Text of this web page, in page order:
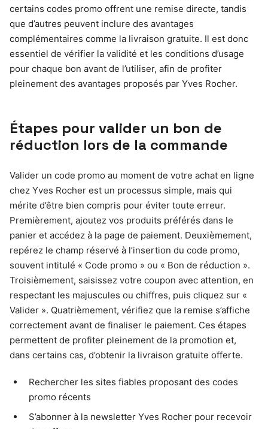
certains codes promo offrent une remise directe, tandis
que d’autres peuvent inclure des avantages
complémentaires comme la livraison gratuite. Il est donc
essentiel de vérifier la validité et les conditions d’usage
pour chaque bon avant de l’utiliser, afin de profiter
pleinement des avantages proposés par Yves Rocher.
Étapes pour valider un bon de
réduction lors de la commande
Valider un code promo au moment de votre achat en ligne
chez Yves Rocher est un processus simple, mais qui
mérite d’être bien compris pour éviter toute erreur.
Premièrement, ajoutez vos produits préférés dans le
panier et accédez à la page de paiement. Deuxièmement,
repérez le champ réservé à l’insertion du code promo,
souvent intitulé « Code promo » ou « Bon de réduction ».
Troisièmement, saisissez votre coupon avec attention, en
respectant les majuscules ou chiffres, puis cliquez sur «
Valider ». Quatrièmement, vérifiez que la remise s’affiche
correctement avant de finaliser le paiement. Ces étapes
permettent de profiter pleinement de la promotion et,
dans certains cas, d’obtenir la livraison gratuite offerte.
Rechercher les sites fiables proposant des codes
promo récents
S’abonner à la newsletter Yves Rocher pour recevoir